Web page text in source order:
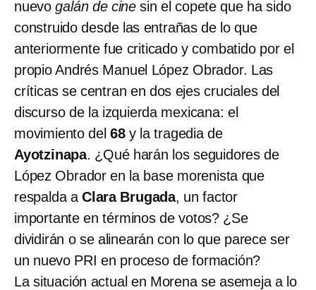
nuevogalán de cine sin el copete que ha sido
construido desde las entrañas de lo que
anteriormente fue criticado y combatido por el
propio Andrés Manuel López Obrador. Las
críticas se centran en dos ejes cruciales del
discurso de la izquierda mexicana: el
movimiento del68y la tragedia de
Ayotzinapa. ¿Qué harán los seguidores de
López Obrador en la base morenista que
respalda aClara Brugada, un factor
importante en términos de votos? ¿Se
dividirán o se alinearán con lo que parece ser
un nuevo PRI en proceso de formación?
La situación actual en Morena se asemeja a lo